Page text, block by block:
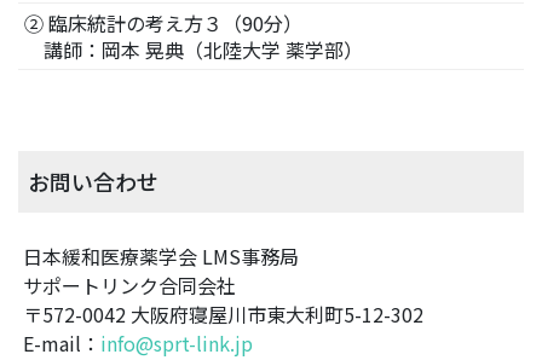
② 臨床統計の考え方３（90分）
講師：岡本 晃典（北陸大学 薬学部）
お問い合わせ
日本緩和医療薬学会 LMS事務局
サポートリンク合同会社
〒572-0042 大阪府寝屋川市東大利町5-12-302
E-mail： info@sprt-link.jp